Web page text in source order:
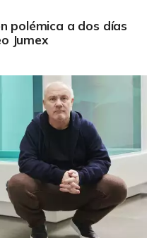
polémica a dos días
Jumex